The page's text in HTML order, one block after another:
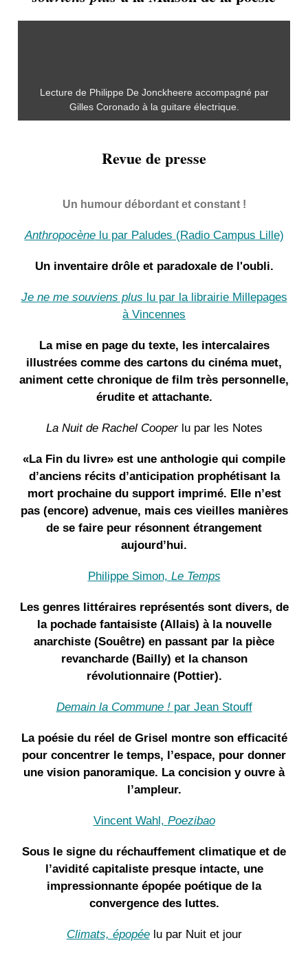
Lecture de Philippe De Jonckheere accompagné par
Gilles Coronado à la guitare électrique.
Revue de presse
Un humour débordant et constant !
Anthropocènelu par Paludes (Radio Campus Lille)
Un inventaire drôle et paradoxale de l'oubli.
Je ne me souviens plus lu par la librairie Millepages
à Vincennes
La mise en page du texte, les intercalaires
illustrées comme des cartons du cinéma muet,
animent cette chronique de film très personnelle,
érudite et attachante.
La Nuit de Rachel Cooperlu par les Notes
«La Fin du livre» est une anthologie qui compile
d’anciens récits d’anticipation prophétisant la
mort prochaine du support imprimé. Elle n’est
pas (encore) advenue, mais ces vieilles manières
de se faire peur résonnent étrangement
aujourd’hui.
Philippe Simon, Le Temps
Les genres littéraires représentés sont divers, de
la pochade fantaisiste (Allais) à la nouvelle
anarchiste (Souêtre) en passant par la pièce
revancharde (Bailly) et la chanson
révolutionnaire (Pottier).
Demain la Commune ! par Jean Stouff
La poésie du réel de Grisel montre son efficacité
pour concentrer le temps, l’espace, pour donner
une vision panoramique. La concision y ouvre à
l’ampleur.
Vincent Wahl, Poezibao
Sous le signe du réchauffement climatique et de
l’avidité capitaliste presque intacte, une
impressionnante épopée poétique de la
convergence des luttes.
Climats, épopéelu par Nuit et jour